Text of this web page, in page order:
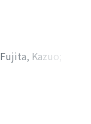
Fujita, Kazuo